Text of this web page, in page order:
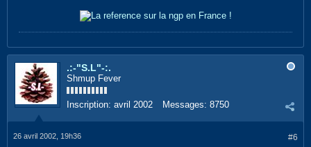
.:-"S.L"-:.
Shmup Fever
Inscription: avril 2002 Messages: 8750
#6
26 avril 2002, 19h36